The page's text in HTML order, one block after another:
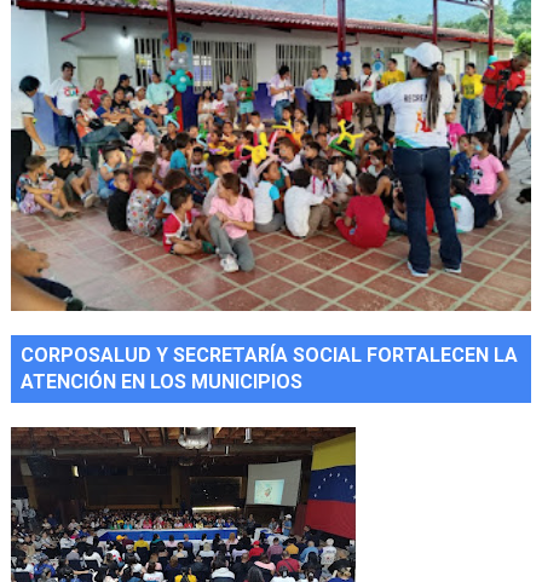
CORPOSALUD Y SECRETARÍA SOCIAL FORTALECEN LA
ATENCIÓN EN LOS MUNICIPIOS